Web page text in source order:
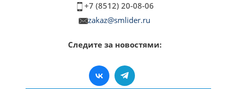
+7 (8512) 20-08-06
zakaz@smlider.ru
Следите за новостями: